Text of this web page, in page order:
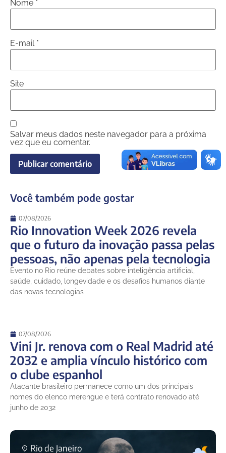
Nome *
E-mail *
Site
Salvar meus dados neste navegador para a próxima
vez que eu comentar.
Você também pode gostar
07/08/2026
Rio Innovation Week 2026 revela
que o futuro da inovação passa pelas
pessoas, não apenas pela tecnologia
Evento no Rio reúne debates sobre inteligência artificial,
saúde, cuidado, longevidade e os desafios humanos diante
das novas tecnologias
07/08/2026
Vini Jr. renova com o Real Madrid até
2032 e amplia vínculo histórico com
o clube espanhol
Atacante brasileiro permanece como um dos principais
nomes do elenco merengue e terá contrato renovado até
junho de 2032
Rio de Janeiro